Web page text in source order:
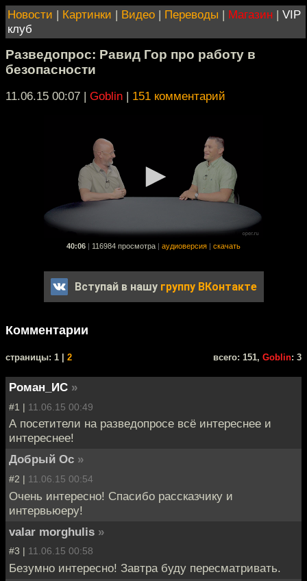
Новости | Картинки | Видео | Переводы | Магазин | VIP
клуб
Разведопрос: Равид Гор про работу в
безопасности
11.06.15 00:07 | Goblin | 151 комментарий
40:06 116984 просмотра аудиоверсия скачать
Вступай в нашу группу ВКонтакте
Комментарии
cтраницы: 1 | 2 всего: 151, Goblin: 3
Роман_ИС »
#1 | 11.06.15 00:49
А посетители на разведопросе всё интереснее и
интереснее!
Добрый Ос »
#2 | 11.06.15 00:54
Очень интересно! Спасибо рассказчику и
интервьюеру!
valar morghulis »
#3 | 11.06.15 00:58
Безумно интересно! Завтра буду пересматривать.